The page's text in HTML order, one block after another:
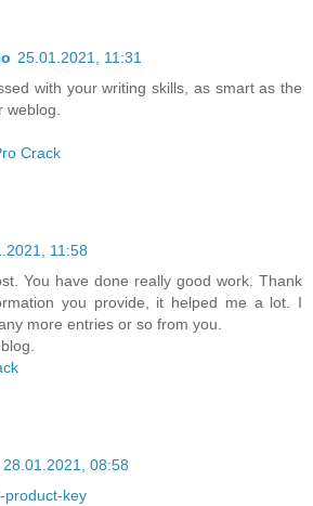
25.01.2021, 11:31
with your writing skills, as smart as the
Crack
11:58
You have done really good work. Thank
you provide, it helped me a lot. I
more entries or so from you.
28.01.2021, 08:58
product-key